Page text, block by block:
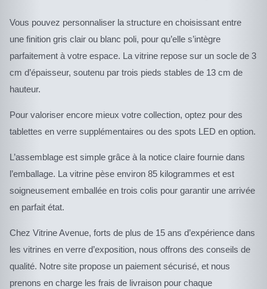
Vous pouvez personnaliser la structure en choisissant entre
une finition gris clair ou blanc poli, pour qu’elle s’intègre
parfaitement à votre espace. La vitrine repose sur un socle de 3
cm d’épaisseur, soutenu par trois pieds stables de 13 cm de
hauteur.
Pour valoriser encore mieux votre collection, optez pour des
tablettes en verre supplémentaires ou des spots LED en option.
L’assemblage est simple grâce à la notice claire fournie dans
l’emballage. La vitrine pèse environ 85 kilogrammes et est
soigneusement emballée en trois colis pour garantir une arrivée
en parfait état.
Chez Vitrine Avenue, forts de plus de 15 ans d’expérience dans
les vitrines en verre d’exposition, nous offrons des conseils de
qualité. Notre site propose un paiement sécurisé, et nous
prenons en charge les frais de livraison pour chaque